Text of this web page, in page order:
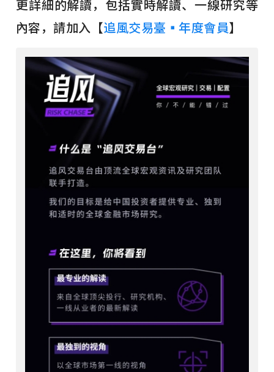
更詳細的解讀，包括實時解讀、一線研究等
內容，請加入【追風交易臺▪年度會員】